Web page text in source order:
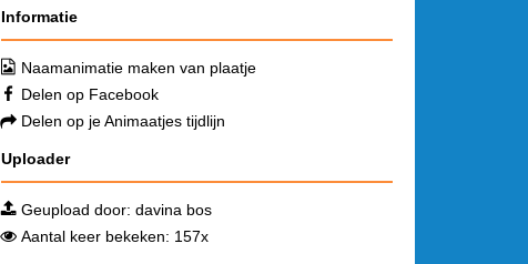
Informatie
Naamanimatie maken van plaatje
Delen op Facebook
Delen op je Animaatjes tijdlijn
Uploader
Geupload door: davina bos
Aantal keer bekeken: 157x